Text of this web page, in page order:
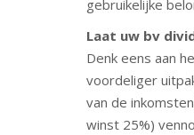
gebruikelijke
Laat uw bv
Denk eens aan
voordeliger
van de
winst 25%)